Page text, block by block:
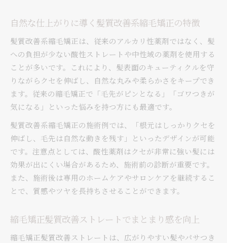
自然な仕上がりに導く髪質改善系縮毛矯正の特徴
髪質改善系縮毛矯正は、従来のアルカリ性薬剤ではなく、髪
への負担が少ない酸性ストレートや中性域の薬剤を使用する
ことが多いです。これにより、髪表面のキューティクルを守
りながらクセを伸ばし、自然な丸みや柔らかさをキープでき
ます。従来の縮毛矯正で「毛先がピンとなる」「ゴワつきが
気になる」といった悩みを持つ方にも最適です。
髪質改善系縮毛矯正の施術例では、「根元はしっかりクセを
伸ばし、毛先は自然な動きを残す」といったデザインが可能
です。注意点としては、酸性薬剤はクセが非常に強い髪には
効果が出にくい場合があるため、施術前の診断が重要です。
また、施術後は専用のホームケアやサロンケアを継続するこ
とで、質感やツヤを長持ちさせることができます。
縮毛矯正髪質改善ストレートでまとまり感を向上
縮毛矯正髪質改善ストレートは、広がりやすい髪やパサつき